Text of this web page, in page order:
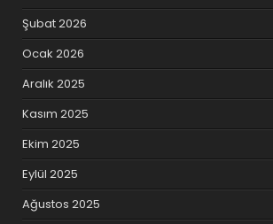
Şubat 2026
Ocak 2026
Aralık 2025
Kasım 2025
Ekim 2025
Eylül 2025
Ağustos 2025